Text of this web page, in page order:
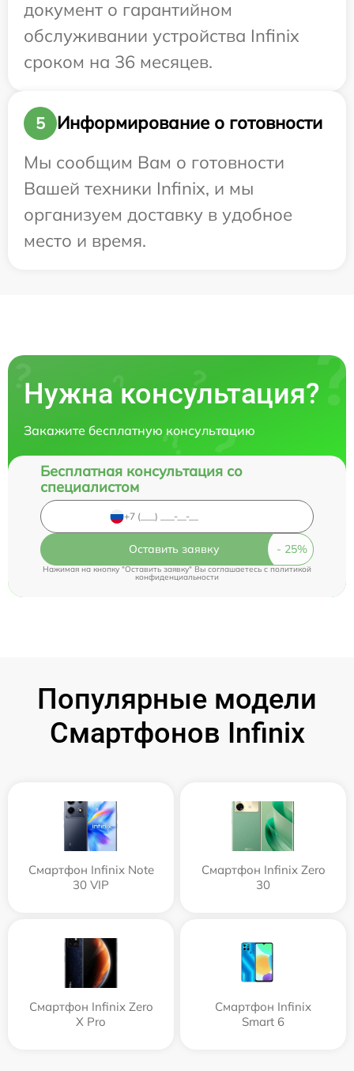
документ о гарантийном
обслуживании устройства Infinix
сроком на 36 месяцев.
5
Информирование о готовности
Мы сообщим Вам о готовности
Вашей техники Infinix, и мы
организуем доставку в удобное
место и время.
Нужна консультация?
Закажите бесплатную консультацию
Бесплатная консультация со
специалистом
Оставить заявку
Нажимая на кнопку "Оставить заявку" Вы соглашаетесь cполитикой
конфиденциальности
Популярные модели
Смартфонов Infinix
Смартфон Infinix Note
30 VIP
Смартфон Infinix Zero
30
Смартфон Infinix Zero
X Pro
Смартфон Infinix
Smart 6